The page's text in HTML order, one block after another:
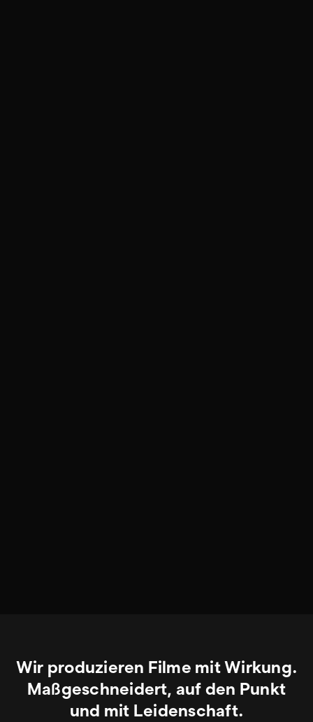
Wir produzieren Filme mit Wirkung.
Maßgeschneidert, auf den Punkt
und mit Leidenschaft.